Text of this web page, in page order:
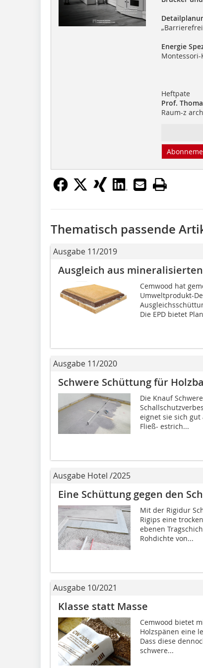
Energie
Montessori-
Heftpate
Prof.
Raum-z
Thematisch passende
Ausgabe 11/2019
Ausgleich aus
Cemwood hat
Umweltprodukt-
Die EPD bietet
Ausgabe 11/2020
Schwere Schüttung für
Die Knauf
eignet sie sich
Fließ- estrich...
Ausgabe Hotel /2025
Eine Schüttung gegen den
Mit der Rigidur
Rigips eine
ebenen
Rohdichte von...
Ausgabe 10/2021
Klasse statt Masse
Cemwood bietet
Holzspänen eine
Dass diese
schwere...